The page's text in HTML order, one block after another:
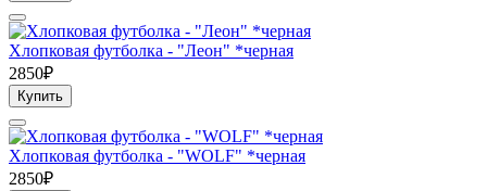
Хлопковая футболка - "Леон" *черная
2850₽
Купить
Хлопковая футболка - "WOLF" *черная
2850₽